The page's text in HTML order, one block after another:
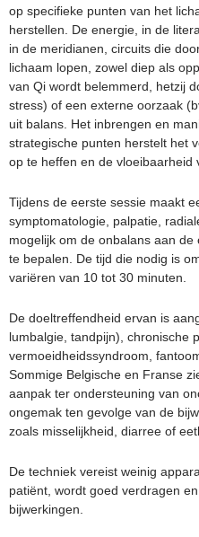
op specifieke punten van het
herstellen. De energie, in de
in de meridianen, circuits die
lichaam lopen, zowel diep als
van Qi wordt belemmerd, hetzij
stress) of een externe oorzaak
uit balans. Het inbrengen en
strategische punten herstelt het
op te heffen en de vloeibaarheid
Tijdens de eerste sessie maakt
symptomatologie, palpatie,
mogelijk om de onbalans aan
te bepalen. De tijd die nodig is
variëren van 10 tot 30 minuten.
De doeltreffendheid ervan is
lumbalgie, tandpijn), chronische
vermoeidheidssyndroom,
Sommige Belgische en Franse
aanpak ter ondersteuning van
ongemak ten gevolge van de
zoals misselijkheid, diarree of
De techniek vereist weinig
patiënt, wordt goed verdragen
bijwerkingen.